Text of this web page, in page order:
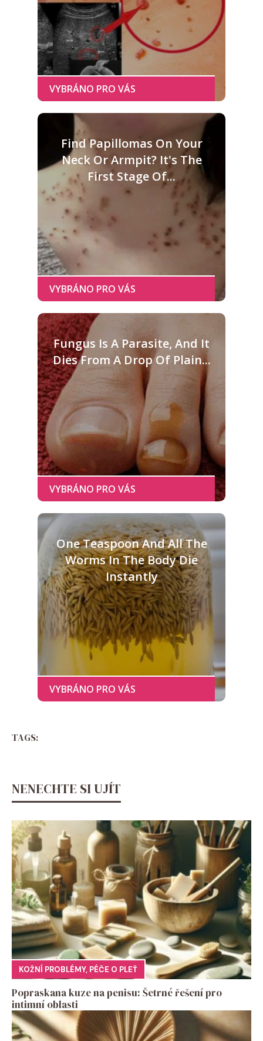
Find Papillomas On Your
Neck Or Armpit? It's The
First Stage Of...
Fungus Is A Parasite, And It
Dies From A Drop Of Plain...
One Teaspoon And All The
Worms In The Body Die
Instantly
TAGS:
NENECHTE SI UJÍT
KOŽNÍ PROBLÉMY, PÉČE O PLEŤ
Popraskana kuze na penisu: Šetrné řešení pro
intimní oblasti